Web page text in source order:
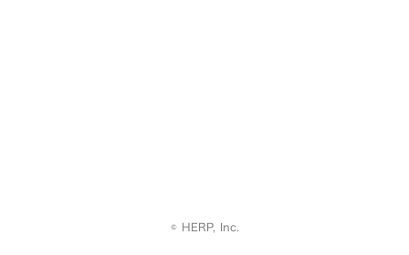
© HERP, Inc.